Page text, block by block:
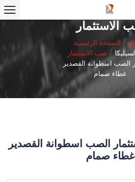
الاستثمار
الصفحة الرئيسية /
صب الاستثمار /
الصب اسطوانة القصدير
غطاء صمام
الصب اسطوانة القصدير
غطاء صمام